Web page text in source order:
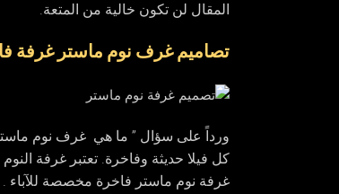
المقال لن تكون خالية من المتعة.
تصاميم غرف نوم ماستر غرفة
ورداً على سؤال ” ما هي غرف نوم
كل فيلا حديثة وفاخرة. تعتبر غرفة
غرفة نوم ماستر فاخرة مخصصة للآباء